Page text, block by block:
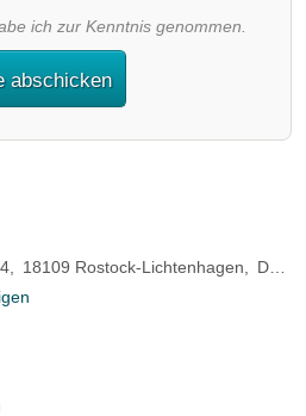
ich zur Kenntnis genommen.
abschicken
18109 Rostock-Lichtenhagen
Deutschland